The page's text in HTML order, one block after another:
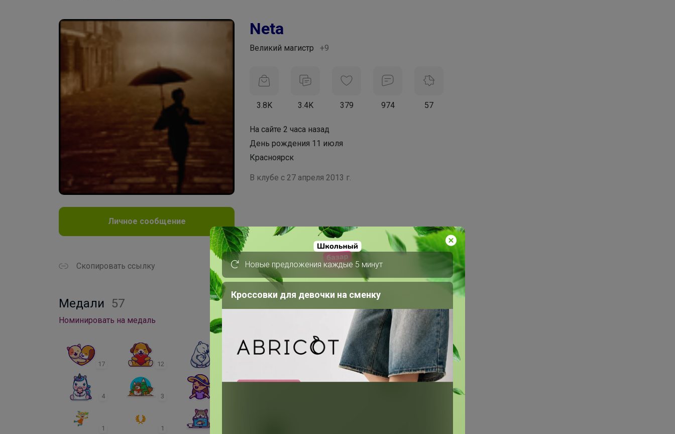
Личное сообщение
Скопировать ссылку
Медали 57
Номинировать на медаль
17 12
4 3
1 1
Neta
Великий магистр +9
3.8K 3.4K 379 974 57
На сайте 2 часа назад
День рождения 11 июля
Красноярск
В клубе с 27 апреля 2013 г.
Новые предложения каждые 5 минут
Кроссовки для девочки на сменку